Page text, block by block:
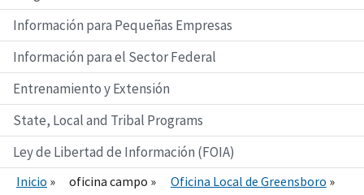
Información para Pequeñas Empresas
Información para el Sector Federal
Entrenamiento y Extensión
State, Local and Tribal Programs
Ley de Libertad de Información (FOIA)
Inicio oficina campo Oficina Local de Greensboro